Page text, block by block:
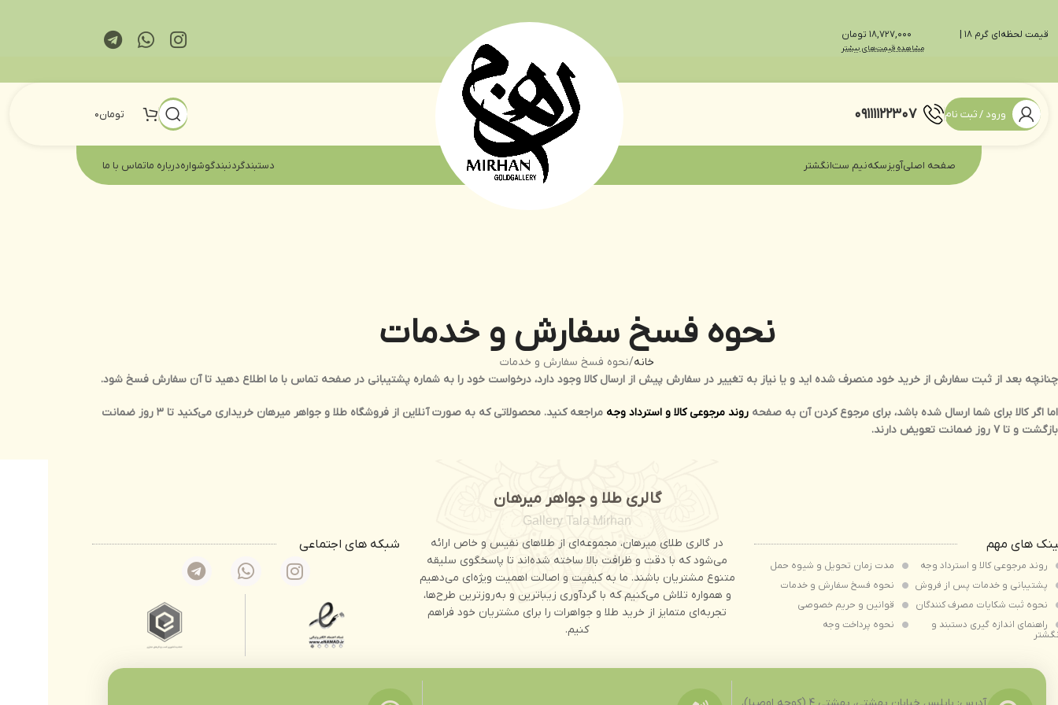
قیمت لحظه‌ای گرم 18 | 18,727,000 تومان
مشاهده قیمت‌های بیشتر
ورود / ثبت نام 09111122307 تومان0
صفحه اصلیآویزسکهنیم ستانگشتر دستبندگردنبندگوشوارهدرباره ماتماس با ما
نحوه فسخ سفارش و خدمات
خانه نحوه فسخ سفارش و خدمات
چنانچه بعد از ثبت سفارش از خرید خود منصرف شده اید و یا نیاز به تغییر در سفارش پیش از ارسال کالا وجود دارد، درخواست خود را به شماره پشتیبانی در صفحه تماس با ما اطلاع دهید تا آن سفارش فسخ شود.
اما اگر کالا برای شما ارسال شده باشد، برای مرجوع کردن آن به صفحه روند مرجوعی کالا و استرداد وجه
مراجعه کنید. محصولاتی که به صورت آنلاین از فروشگاه طلا و جواهر میرهان خریداری می‌کنید تا 3 روز ضمانت
بازگشت و تا 7 روز ضمانت تعویض دارند.
های مهم
روند مرجوعی کالا و استرداد وجه
پشتیبانی و خدمات پس از فروش
نحوه ثبت شكايات مصرف كنندگان
راهنمای اندازه گیری دستبند و
مدت زمان تحويل و شیوه حمل
نحوه فسخ سفارش و خدمات
قوانین و حریم خصوصی
نحوه پرداخت وجه
گالری طلا و جواهر میرهان
Gallery Tala Mirhan
در گالری طلای میرهان، مجموعه‌ای از طلاهای نفیس و خاص ارائه
می‌شود که با دقت و ظرافت بالا ساخته شده‌اند تا پاسخگوی سلیقه‌
متنوع مشتریان باشند. ما به کیفیت و اصالت اهمیت ویژه‌ای می‌دهیم
و همواره تلاش می‌کنیم که با گردآوری زیباترین و به‌روزترین طرح‌ها،
تجربه‌ای متمایز از خرید طلا و جواهرات را برای مشتریان خود فراهم
کنیم.
شبکه های اجتماعی